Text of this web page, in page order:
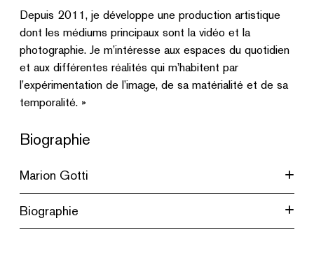
Depuis 2011, je développe une production artistique
dont les médiums principaux sont la vidéo et la
photographie. Je m’intéresse aux espaces du quotidien
et aux différentes réalités qui m’habitent par
l’expérimentation de l’image, de sa matérialité et de sa
temporalité. »
Biographie
Marion Gotti
Biographie